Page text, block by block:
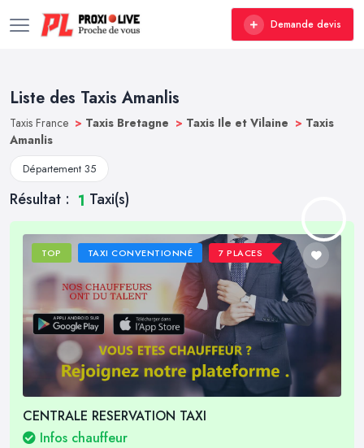
Demande devis
Liste des Taxis Amanlis
Taxis France > Taxis Bretagne > Taxis Ile et Vilaine > Taxis
Amanlis
Département 35
Résultat : 1 Taxi(s)
TOP TAXI CONVENTIONNÉ 7 PLACES
CENTRALE RESERVATION TAXI
Infos chauffeur